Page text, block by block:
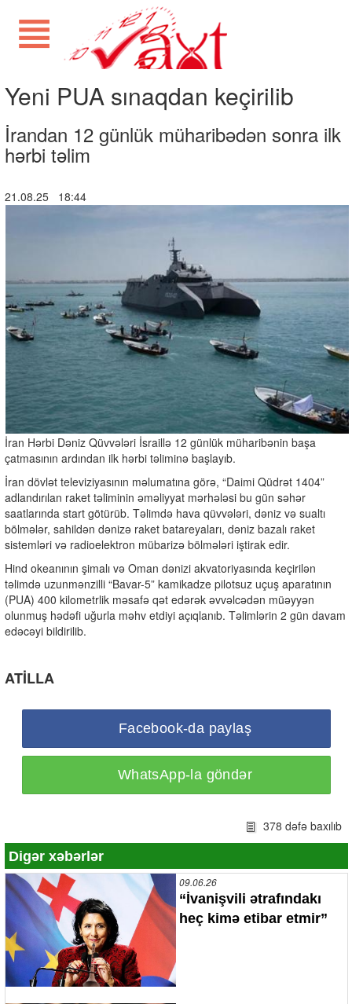
Yeni PUA sınaqdan keçirilib
İrandan 12 günlük müharibədən sonra ilk
hərbi təlim
21.08.25 18:44
İran Hərbi Dəniz Qüvvələri İsraillə 12 günlük müharibənin başa
çatmasının ardından ilk hərbi təliminə başlayıb.
İran dövlət televiziyasının məlumatına görə, “Daimi Qüdrət 1404”
adlandırılan raket təliminin əməliyyat mərhələsi bu gün səhər
saatlarında start götürüb. Təlimdə hava qüvvələri, dəniz və sualtı
bölmələr, sahildən dənizə raket batareyaları, dəniz bazalı raket
sistemləri və radioelektron mübarizə bölmələri iştirak edir.
Hind okeanının şimalı və Oman dənizi akvatoriyasında keçirilən
təlimdə uzunmənzilli “Bavar-5” kamikadze pilotsuz uçuş aparatının
(PUA) 400 kilometrlik məsafə qət edərək əvvəlcədən müəyyən
olunmuş hədəfi uğurla məhv etdiyi açıqlanıb. Təlimlərin 2 gün davam
edəcəyi bildirilib.
ATİLLA
Facebook-da paylaş
WhatsApp-la göndər
378 dəfə baxılıb
Digər xəbərlər
09.06.26
“İvanişvili ətrafındakı
heç kimə etibar etmir”